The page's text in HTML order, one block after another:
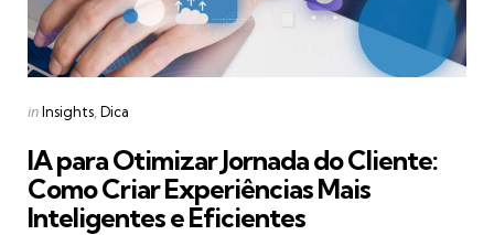
Categories
Posted
inInsights Dica
IA para Otimizar Jornada do Cliente:
Como Criar Experiências Mais
Inteligentes e Eficientes